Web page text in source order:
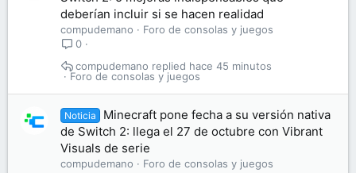
deberían incluir si se hacen realidad
compudemano
Foro de consolas y juegos
0
Foro de consolas y juegos
hace 45 minutos
compudemano
Noticia
Minecraft pone fecha a su versión nativa
de Switch 2: llega el 27 de octubre con Vibrant
Visuals de serie
compudemano
Foro de consolas y juegos